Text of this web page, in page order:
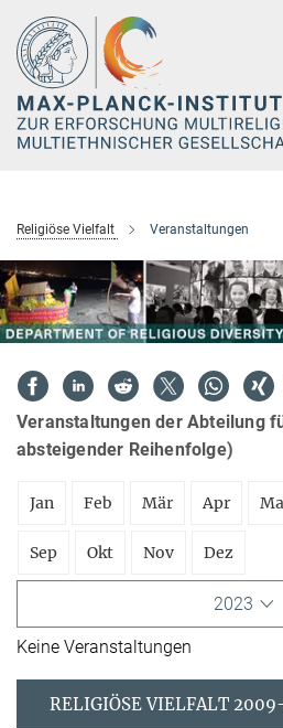
Hauptinhalt
Religiöse Vielfalt Veranstaltungen
Veranstaltungen der Abteilung
absteigender Reihenfolge)
Jan Feb Mär Apr
Sep Okt Nov Dez
2023
Keine Veranstaltungen
RELIGIÖSE VIELFALT